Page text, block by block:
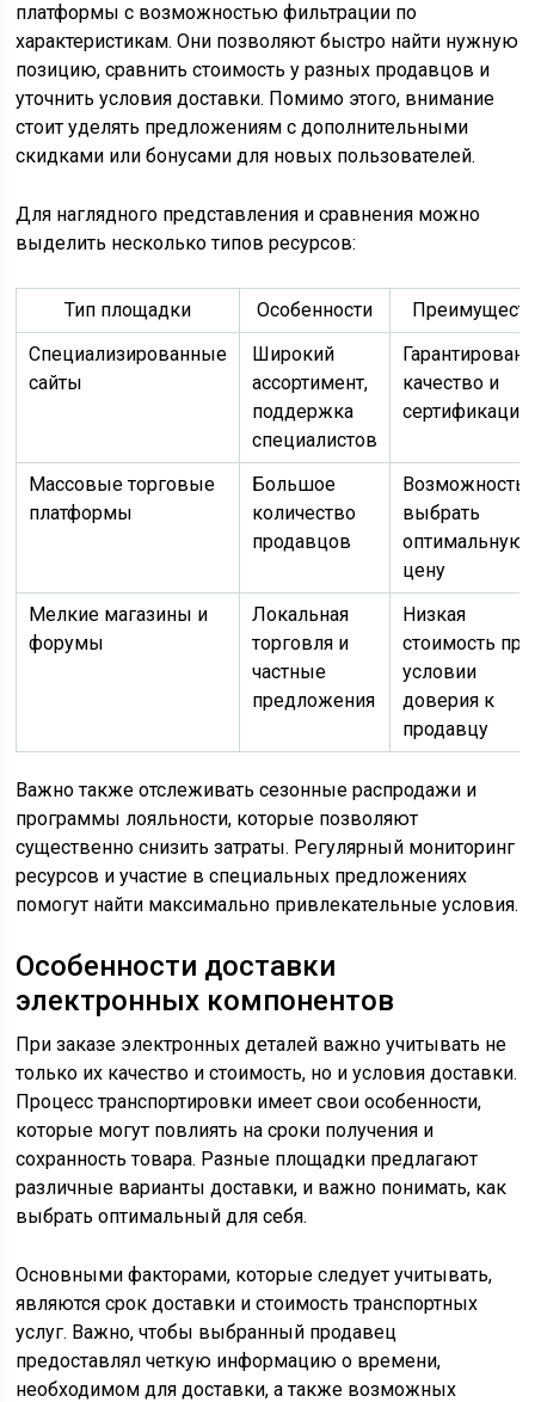
платформы с возможностью фильтрации по
характеристикам. Они позволяют быстро найти нужную
позицию, сравнить стоимость у разных продавцов и
уточнить условия доставки. Помимо этого, внимание
стоит уделять предложениям с дополнительными
скидками или бонусами для новых пользователей.
Для наглядного представления и сравнения можно
выделить несколько типов ресурсов:
Тип площадки Особенности
Специализированные
сайты
Широкий
ассортимент,
поддержка
специалистов
качество и
сертификация
Массовые торговые
платформы
Большое
количество
продавцов
Возможность
выбрать
оптимальную
цену
Мелкие магазины и
форумы
Локальная
торговля и
частные
предложения
Низкая
стоимость при
условии
доверия к
продавцу
Важно также отслеживать сезонные распродажи и
программы лояльности, которые позволяют
существенно снизить затраты. Регулярный мониторинг
ресурсов и участие в специальных предложениях
помогут найти максимально привлекательные условия.
Особенности доставки
электронных компонентов
При заказе электронных деталей важно учитывать не
только их качество и стоимость, но и условия доставки.
Процесс транспортировки имеет свои особенности,
которые могут повлиять на сроки получения и
сохранность товара. Разные площадки предлагают
различные варианты доставки, и важно понимать, как
выбрать оптимальный для себя.
Основными факторами, которые следует учитывать,
являются срок доставки и стоимость транспортных
услуг. Важно, чтобы выбранный продавец
предоставлял четкую информацию о времени,
необходимом для доставки, а также возможных